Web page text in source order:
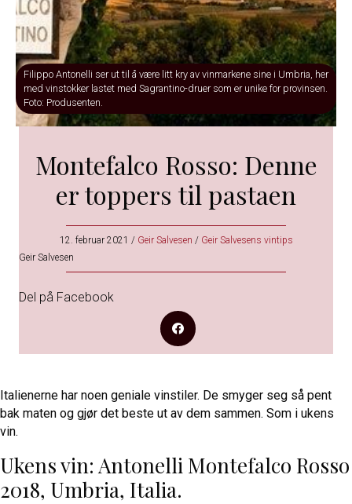
Filippo Antonelli ser ut til å være litt kry av vinmarkene sine i Umbria, her
med vinstokker lastet med Sagrantino-druer som er unike for provinsen.
Foto: Produsenten.
Montefalco Rosso: Denne
er toppers til pastaen
12. februar 2021 / Geir Salvesen / Geir Salvesens vintips
Geir Salvesen
Del på Facebook
Italienerne har noen geniale vinstiler. De smyger seg så pent
bak maten og gjør det beste ut av dem sammen. Som i ukens
vin.
Ukens vin: Antonelli Montefalco Rosso
2018, Umbria, Italia.